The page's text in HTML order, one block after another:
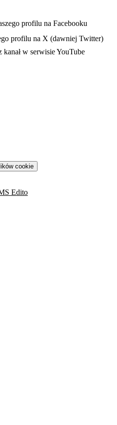
nowej karcieprofilu na Facebooku
profilu na X (dawniej Twitter)
nowej karcie
kanał w serwisie YouTube
cookie
Edito